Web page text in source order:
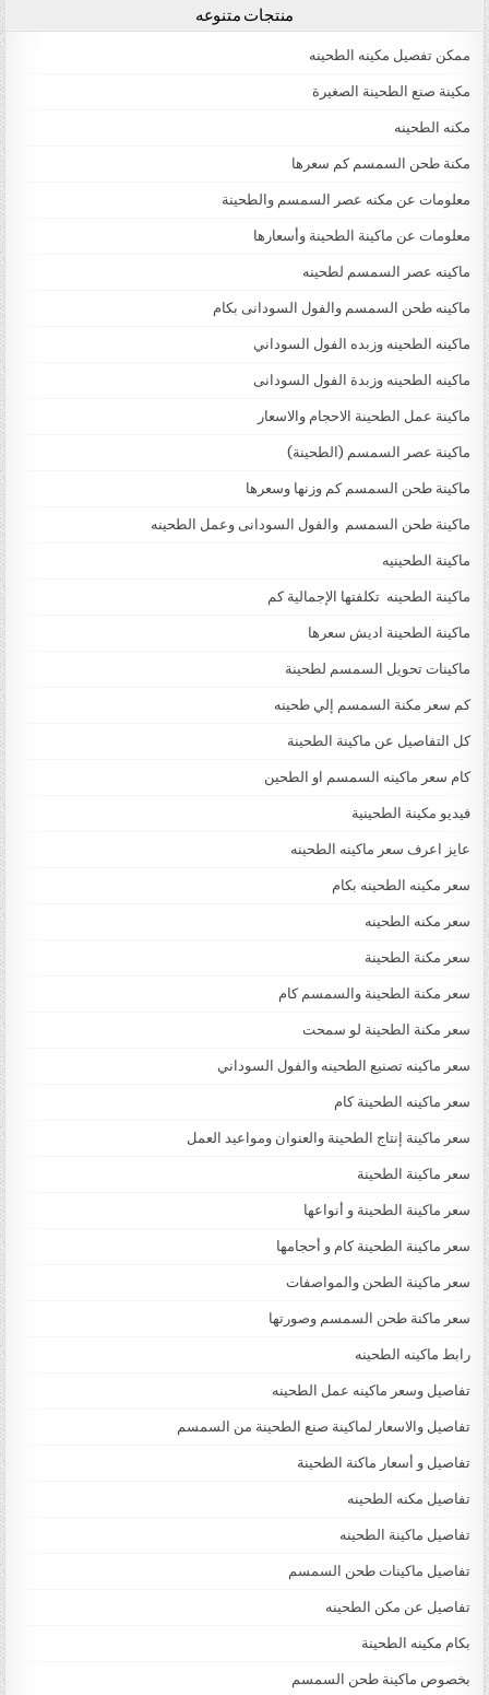
منتجات متنوعه
ممكن تفصيل مكينه الطحينه
مكينة صنع الطحينة الصغيرة
مكنه الطحينه
مكنة طحن السمسم كم سعرها
معلومات عن مكنه عصر السمسم والطحينة
معلومات عن ماكينة الطحينة وأسعارها
ماكينه عصر السمسم لطحينه
ماكينه طحن السمسم والفول السودانى بكام
ماكينه الطحينه وزبده الفول السوداني
ماكينه الطحينه وزبدة الفول السودانى
ماكينة عمل الطحينة الاحجام والاسعار
ماكينة عصر السمسم (الطحينة)
ماكينة طحن السمسم كم وزنها وسعرها
ماكينة طحن السمسم والفول السودانى وعمل الطحينه
ماكينة الطحينيه
ماكينة الطحينه تكلفتها الإجمالية كم
ماكينة الطحينة اديش سعرها
ماكينات تحويل السمسم لطحينة
كم سعر مكنة السمسم إلي طحينه
كل التفاصيل عن ماكينة الطحينة
كام سعر ماكينه السمسم او الطحين
فيديو مكينة الطحينية
عايز اعرف سعر ماكينه الطحينه
سعر مكينه الطحينه بكام
سعر مكنه الطحينه
سعر مكنة الطحينة
سعر مكنة الطحينة والسمسم كام
سعر مكنة الطحينة لو سمحت
سعر ماكينه تصنيع الطحينه والفول السوداني
سعر ماكينه الطحينة كام
سعر ماكينة إنتاج الطحينة والعنوان ومواعيد العمل
سعر ماكينة الطحينة
سعر ماكينة الطحينة و أنواعها
سعر ماكينة الطحينة كام و أحجامها
سعر ماكينة الطحن والمواصفات
سعر ماكنة طحن السمسم وصورتها
رابط ماكينه الطحينه
تفاصيل وسعر ماكينه عمل الطحينه
تفاصيل والاسعار لماكينة صنع الطحينة من السمسم
تفاصيل و أسعار ماكنة الطحينة
تفاصيل مكنه الطحينه
تفاصيل ماكينة الطحينه
تفاصيل ماكينات طحن السمسم
تفاصيل عن مكن الطحينه
بكام مكينه الطحينة
بخصوص ماكينة طحن السمسم